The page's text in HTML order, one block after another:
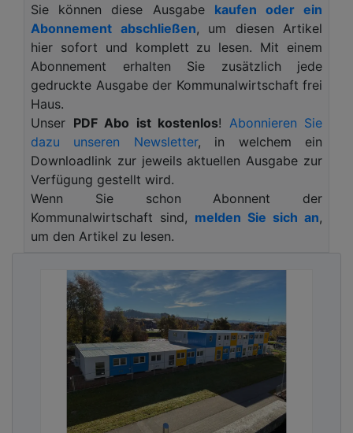
Bedeutung. Mit der neuen Publikation
„Hitzeaktionspläne in der kommunalen Praxis“ gibt
das Deutsche Institut für Urbanistik (Difu) Städten
und Gemeinden praxisorientierte
Handlungsempfehlungen für die Entwicklung
wirkungsvoller Hitzeaktionspläne (HAPs).
„Hitzeaktionspläne sind die Basis für eine effektive
Hitzevorsorge in Kommunen“
, betont Dr. Moritz
Ochsmann, Projektleiter am Difu und Autor der
Studie.„Die Pläne helfen Kommunen, Vorsorge und
Akuthilfe zu koordinieren, sie fördern
ressortübergreifende Zusammenarbeit und helfen
dabei, gesundheitliche Auswirkungen von
Die Veröffentlichung des Difu entstand im Rahmen
des Forschungsprojekts „Plan°C“, das vom
Bundesumweltministerium im Zusammenhang mit
der Deutschen Anpassungsstrategie an den
Klimawandel (DAS) gefördert wurde. In dem
Verbundvorhaben erarbeitete das Difu gemeinsam
mit den Städten Düsseldorf und Karlsruhe, wie die
Handlungsempfehlungen von Bund und Ländern
Sie können diese Ausgabe kaufen oder ein
Abonnement abschließen, um diesen Artikel
hier sofort und komplett zu lesen. Mit einem
Abonnement erhalten Sie zusätzlich jede
gedruckte Ausgabe der Kommunalwirtschaft frei
Haus.
Unser PDF Abo ist kostenlos! Abonnieren Sie
dazu unseren Newsletter, in welchem ein
Downloadlink zur jeweils aktuellen Ausgabe zur
Verfügung gestellt wird.
Wenn Sie schon Abonnent der
Kommunalwirtschaft sind, melden Sie sich an,
um den Artikel zu lesen.